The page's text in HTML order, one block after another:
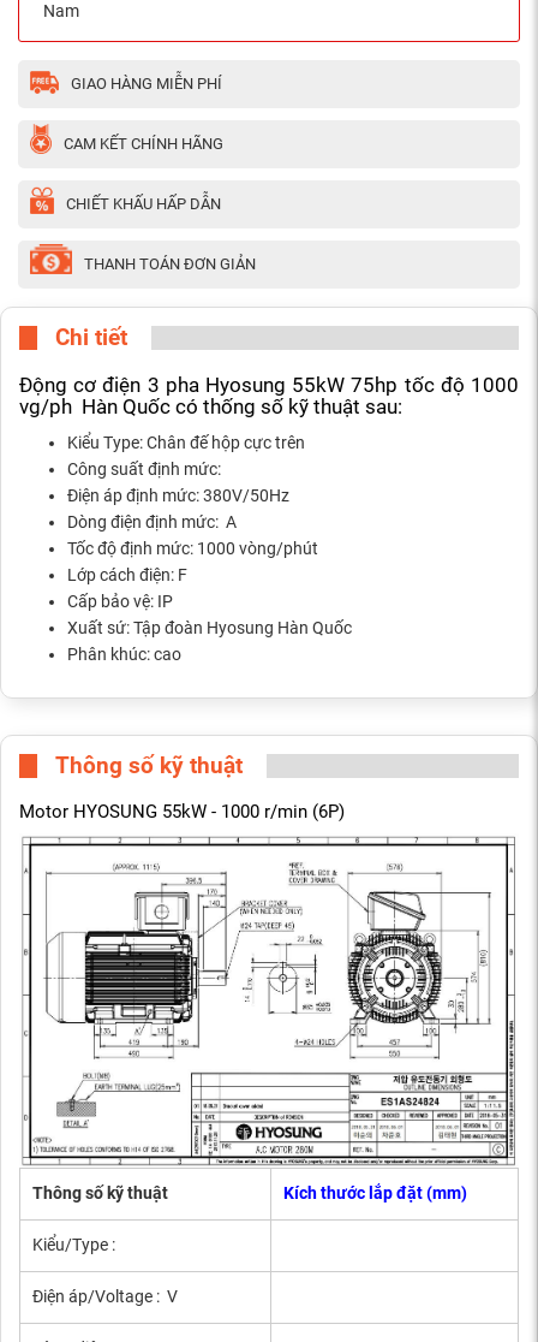
Nam
GIAO HÀNG MIỄN PHÍ
CAM KẾT CHÍNH HÃNG
CHIẾT KHẤU HẤP DẪN
THANH TOÁN ĐƠN GIẢN
Chi tiết
Động cơ điện 3 pha Hyosung 55kW 75hp tốc độ 1000
vg/ph Hàn Quốc có thống số kỹ thuật sau:
Kiểu Type: Chân đế hộp cực trên
Công suất định mức:
Điện áp định mức: 380V/50Hz
Dòng điện định mức: A
Tốc độ định mức: 1000 vòng/phút
Lớp cách điện: F
Cấp bảo vệ: IP
Xuất sứ: Tập đoàn Hyosung Hàn Quốc
Phân khúc: cao
Thông số kỹ thuật
Motor HYOSUNG 55kW - 1000 r/min (6P)
Thông số kỹ thuật Kích thước lắp đặt (mm)
Kiểu/Type :
Điện áp/Voltage : V